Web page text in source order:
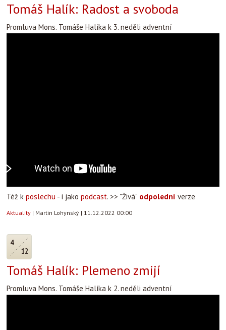
Tomáš Halík: Radost a svoboda
Promluva Mons. Tomáše Halíka k 3. neděli adventní
Též k poslechu - i jako podcast. >> "Živá" odpolední verze
Aktuality | Martin Lohynský | 11.12.2022 00:00
4
12
Tomáš Halík: Plemeno zmijí
Promluva Mons. Tomáše Halíka k 2. neděli adventní